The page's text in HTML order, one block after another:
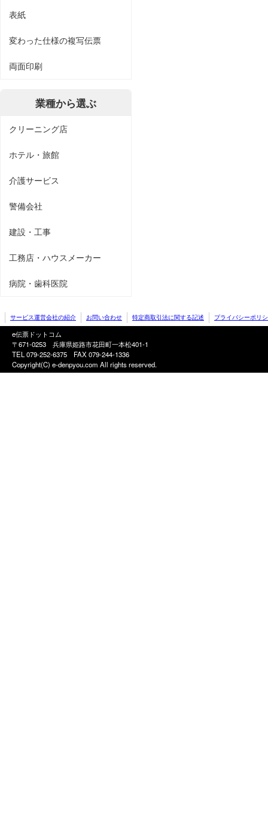
表紙
変わった仕様の複写伝票
両面印刷
業種から選ぶ
クリーニング店
ホテル・旅館
介護サービス
警備会社
建設・工事
工務店・ハウスメーカー
病院・歯科医院
サービス運営会社の紹介 お問い合わせ 特定商取引法に関する記述 プライバシーポリ
e伝票ドットコム
〒671-0253 兵庫県姫路市花田町一本松401-1
TEL 079-252-6375 FAX 079-244-1336
Copyright(C) e-denpyou.com All rights reserved.